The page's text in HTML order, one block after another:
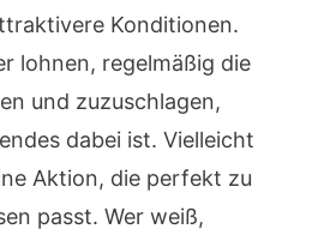
Konditionen.
lohnen, regelmäßig die
und zuzuschlagen,
dabei ist. Vielleicht
Aktion, die perfekt zu
passt. Wer weiß,